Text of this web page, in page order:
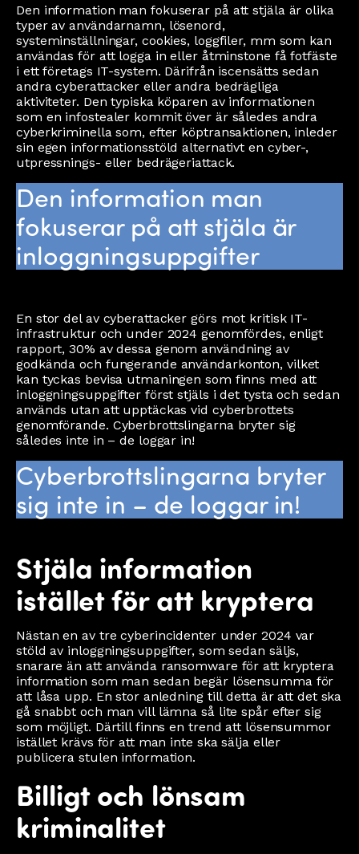
Den information man fokuserar på att stjäla är olika
typer av användarnamn, lösenord,
systeminställningar, cookies, loggfiler, mm som kan
användas för att logga in eller åtminstone få fotfäste
i ett företags IT-system. Därifrån iscensätts sedan
andra cyberattacker eller andra bedrägliga
aktiviteter. Den typiska köparen av informationen
som en infostealer kommit över är således andra
cyberkriminella som, efter köptransaktionen, inleder
sin egen informationsstöld alternativt en cyber-,
utpressnings- eller bedrägeriattack.
Den information man
fokuserar på att stjäla är
inloggningsuppgifter
En stor del av cyberattacker görs mot kritisk IT-
infrastruktur och under 2024 genomfördes, enligt
rapport, 30% av dessa genom användning av
godkända och fungerande användarkonton, vilket
kan tyckas bevisa utmaningen som finns med att
inloggningsuppgifter först stjäls i det tysta och sedan
används utan att upptäckas vid cyberbrottets
genomförande. Cyberbrottslingarna bryter sig
således inte in – de loggar in!
Cyberbrottslingarna bryter
sig inte in – de loggar in!
Stjäla information
istället för att kryptera
Nästan en av tre cyberincidenter under 2024 var
stöld av inloggningsuppgifter, som sedan säljs,
snarare än att använda ransomware för att kryptera
information som man sedan begär lösensumma för
att låsa upp. En stor anledning till detta är att det ska
gå snabbt och man vill lämna så lite spår efter sig
som möjligt. Därtill finns en trend att lösensummor
istället krävs för att man inte ska sälja eller
publicera stulen information.
Billigt och lönsam
kriminalitet